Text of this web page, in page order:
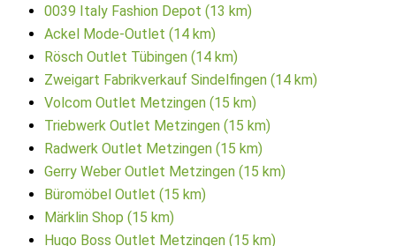
0039 Italy Fashion Depot (13 km)
Ackel Mode-Outlet (14 km)
Rösch Outlet Tübingen (14 km)
Zweigart Fabrikverkauf Sindelfingen (14 km)
Volcom Outlet Metzingen (15 km)
Triebwerk Outlet Metzingen (15 km)
Radwerk Outlet Metzingen (15 km)
Gerry Weber Outlet Metzingen (15 km)
Büromöbel Outlet (15 km)
Märklin Shop (15 km)
Hugo Boss Outlet Metzingen (15 km)